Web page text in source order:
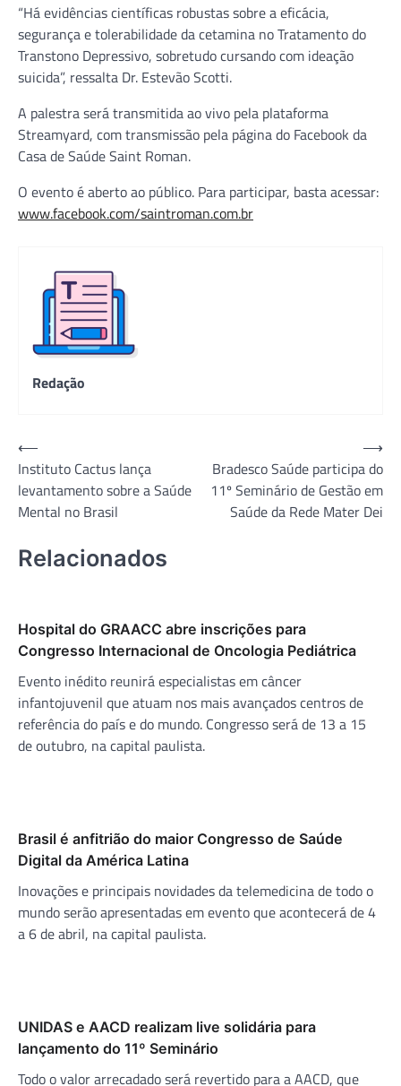
“Há evidências científicas robustas sobre a eficácia,
segurança e tolerabilidade da cetamina no Tratamento do
Transtono Depressivo, sobretudo cursando com ideação
suicida”, ressalta Dr. Estevão Scotti.
A palestra será transmitida ao vivo pela plataforma
Streamyard, com transmissão pela página do Facebook da
Casa de Saúde Saint Roman.
O evento é aberto ao público. Para participar, basta acessar:
www.facebook.com/saintroman.com.br
Redação
Navegação
de
Post
⟵
Instituto Cactus lança
levantamento sobre a Saúde
Mental no Brasil
Bradesco Saúde participa do
11º Seminário de Gestão em
Saúde da Rede Mater Dei
⟶
Relacionados
Hospital do GRAACC abre inscrições para
Congresso Internacional de Oncologia Pediátrica
Evento inédito reunirá especialistas em câncer
infantojuvenil que atuam nos mais avançados centros de
referência do país e do mundo. Congresso será de 13 a 15
de outubro, na capital paulista.
Brasil é anfitrião do maior Congresso de Saúde
Digital da América Latina
Inovações e principais novidades da telemedicina de todo o
mundo serão apresentadas em evento que acontecerá de 4
a 6 de abril, na capital paulista.
UNIDAS e AACD realizam live solidária para
lançamento do 11º Seminário
Todo o valor arrecadado será revertido para a AACD, que